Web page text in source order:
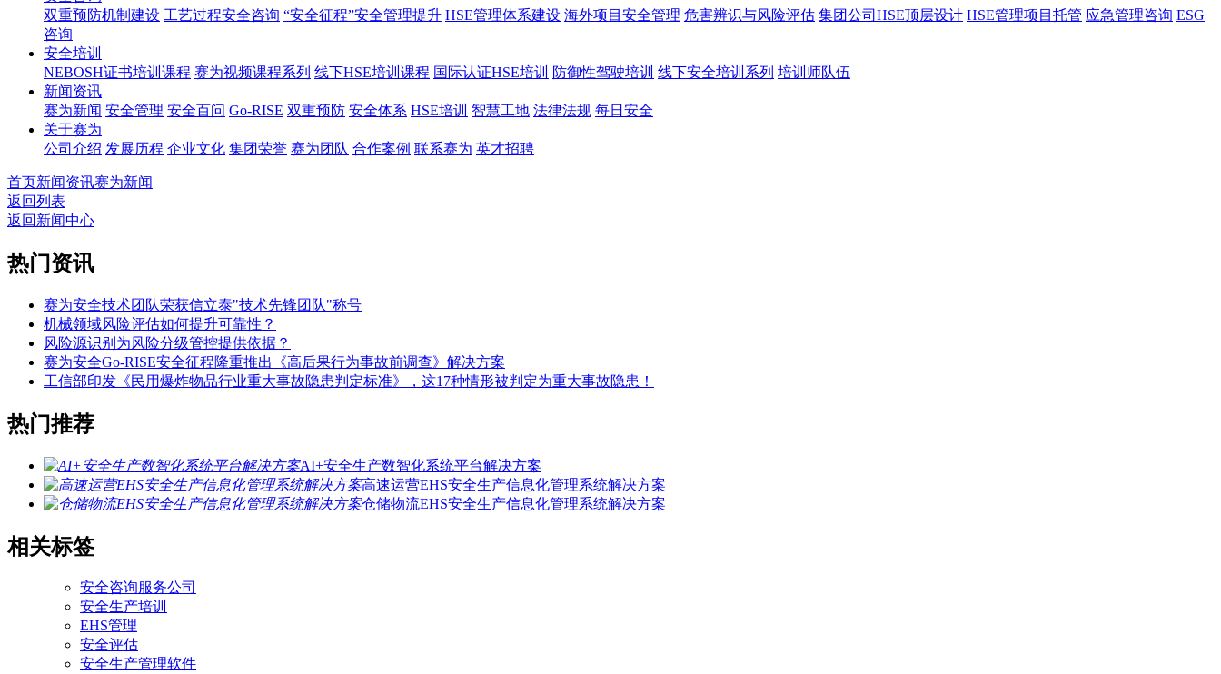
双重预防机制建设 工艺过程安全咨询 “安全征程”安全管理提升 HSE管理体系建设 海外项目安全管理 危害辨识与风险评估 集团公司HSE顶层设计 HSE管理项目托管 应急管理咨询 ESG
咨询
安全培训
NEBOSH证书培训课程 赛为视频课程系列 线下HSE培训课程 国际认证HSE培训 防御性驾驶培训 线下安全培训系列 培训师队伍
新闻资讯
赛为新闻 安全管理 安全百问 Go-RISE 双重预防 安全体系 HSE培训 智慧工地 法律法规 每日安全
关于赛为
公司介绍 发展历程 企业文化 集团荣誉 赛为团队 合作案例 联系赛为 英才招聘
首页新闻资讯赛为新闻
返回列表
返回新闻中心
热门资讯
赛为安全技术团队荣获信立泰"技术先锋团队"称号
机械领域风险评估如何提升可靠性？
风险源识别为风险分级管控提供依据？
赛为安全Go-RISE安全征程隆重推出《高后果行为事故前调查》解决方案
工信部印发《民用爆炸物品行业重大事故隐患判定标准》，这17种情形被判定为重大事故隐患！
热门推荐
AI+安全生产数智化系统平台解决方案
高速运营EHS安全生产信息化管理系统解决方案
仓储物流EHS安全生产信息化管理系统解决方案
相关标签
安全咨询服务公司
安全生产培训
EHS管理
安全评估
安全生产管理软件